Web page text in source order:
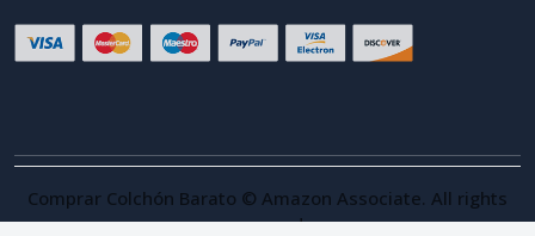
Comprar Colchón Barato © Amazon Associate. All rights
reserved.